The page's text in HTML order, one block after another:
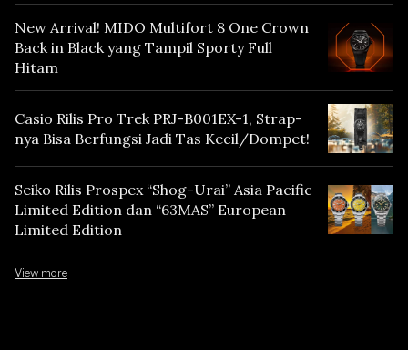
New Arrival! MIDO Multifort 8 One Crown
Back in Black yang Tampil Sporty Full
Hitam
Casio Rilis Pro Trek PRJ-B001EX-1, Strap-
nya Bisa Berfungsi Jadi Tas Kecil/Dompet!
Seiko Rilis Prospex “Shog-Urai” Asia Pacific
Limited Edition dan “63MAS” European
Limited Edition
View more